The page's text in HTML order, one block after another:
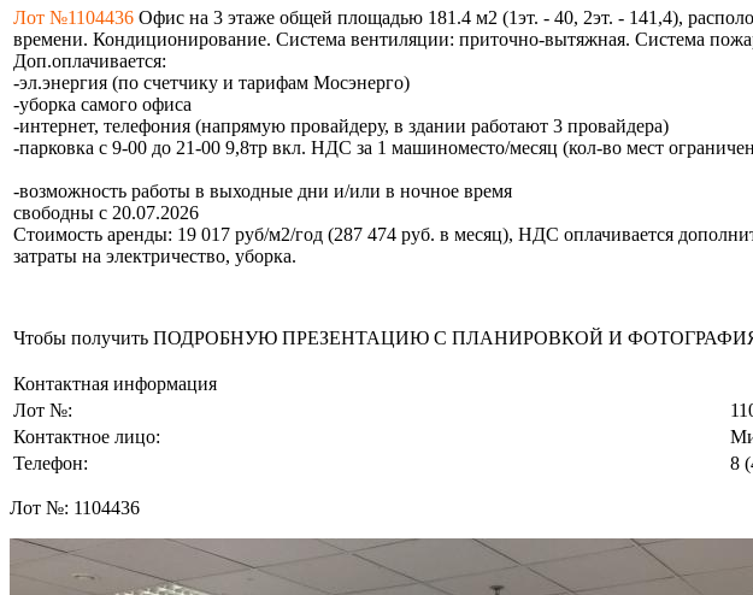
Лот №1104436 Офис на 3 этаже общей площадью 181.4 м2 (1эт. - 40, 2эт. - 141,4),
времени. Кондиционирование. Система вентиляции: приточно-вытяжная. Система
Доп.оплачивается:
-эл.энергия (по счетчику и тарифам Мосэнерго)
-уборка самого офиса
-интернет, телефония (напрямую провайдеру, в здании работают 3 провайдера)
-парковка с 9-00 до 21-00 9,8тр вкл. НДС за 1 машиноместо/месяц (кол-во мест
-возможность работы в выходные дни и/или в ночное время
свободны с 20.07.2026
Стоимость аренды: 19 017 руб/м2/год (287 474 руб. в месяц), НДС оплачивается
затраты на электричество, уборка.
Чтобы получить ПОДРОБНУЮ ПРЕЗЕНТАЦИЮ С ПЛАНИРОВКОЙ И ФОТОГРАФИЯМИ на
Контактная информация
Лот №:
Контактное лицо:
Телефон:
8
Лот №: 1104436